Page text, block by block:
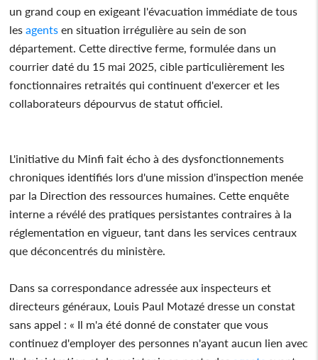
un grand coup en exigeant l'évacuation immédiate de tous
les agents en situation irrégulière au sein de son
département. Cette directive ferme, formulée dans un
courrier daté du 15 mai 2025, cible particulièrement les
fonctionnaires retraités qui continuent d'exercer et les
collaborateurs dépourvus de statut officiel.
L'initiative du Minfi fait écho à des dysfonctionnements
chroniques identifiés lors d'une mission d'inspection menée
par la Direction des ressources humaines. Cette enquête
interne a révélé des pratiques persistantes contraires à la
réglementation en vigueur, tant dans les services centraux
que déconcentrés du ministère.
Dans sa correspondance adressée aux inspecteurs et
directeurs généraux, Louis Paul Motazé dresse un constat
sans appel : « Il m'a été donné de constater que vous
continuez d'employer des personnes n'ayant aucun lien avec